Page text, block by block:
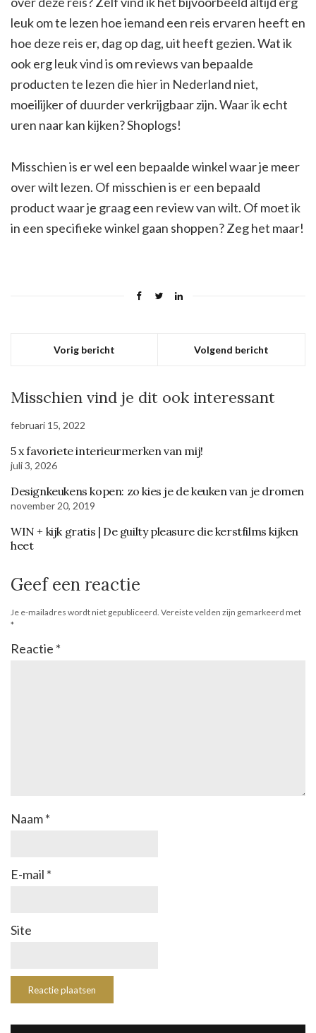
leuk om te lezen hoe iemand een reis ervaren heeft en
hoe deze reis er, dag op dag, uit heeft gezien. Wat ik
ook erg leuk vind is om reviews van bepaalde
producten te lezen die hier in Nederland niet,
moeilijker of duurder verkrijgbaar zijn. Waar ik echt
uren naar kan kijken? Shoplogs!
Misschien is er wel een bepaalde winkel waar je meer
over wilt lezen. Of misschien is er een bepaald
product waar je graag een review van wilt. Of moet ik
in een specifieke winkel gaan shoppen? Zeg het maar!
Vorig bericht Volgend bericht
Misschien vind je dit ook interessant
februari 15, 2022
5 x favoriete interieurmerken van mij!
juli 3, 2026
Designkeukens kopen: zo kies je de keuken van je dromen
november 20, 2019
WIN + kijk gratis | De guilty pleasure die kerstfilms kijken
heet
Geef een reactie
Je e-mailadres wordt niet gepubliceerd. Vereiste velden zijn gemarkeerd met
*
Reactie *
Naam*
E-mail *
Site